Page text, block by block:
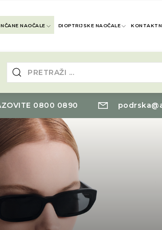
NAOČALE DIOPTRIJSKE NAOČALE
0800 0890